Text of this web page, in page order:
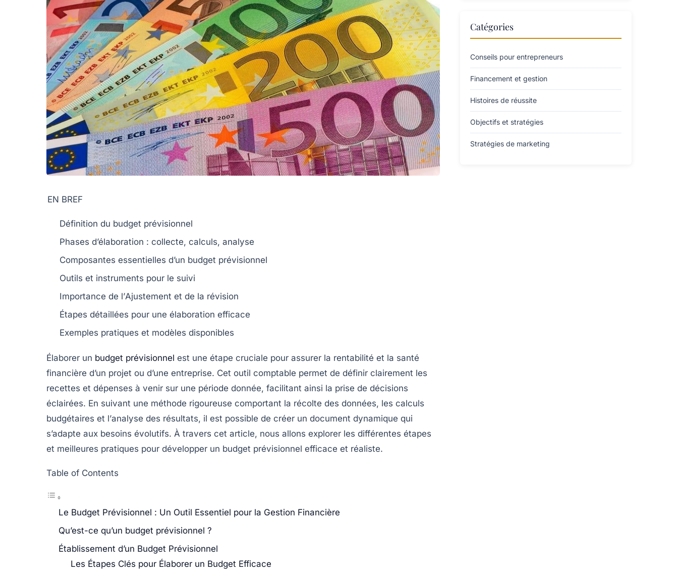
EN BREF
Définition du budget prévisionnel
Phases d’élaboration : collecte, calculs, analyse
Composantes essentielles d’un budget prévisionnel
Outils et instruments pour le suivi
Importance de l’Ajustement et de la révision
Étapes détaillées pour une élaboration efficace
Exemples pratiques et modèles disponibles
Élaborer un budget prévisionnel est une étape cruciale pour assurer la rentabilité et la santé
financière d’un projet ou d’une entreprise. Cet outil comptable permet de définir clairement les
recettes et dépenses à venir sur une période donnée, facilitant ainsi la prise de décisions
éclairées. En suivant une méthode rigoureuse comportant la récolte des données, les calculs
budgétaires et l’analyse des résultats, il est possible de créer un document dynamique qui
s’adapte aux besoins évolutifs. À travers cet article, nous allons explorer les différentes étapes
et meilleures pratiques pour développer un budget prévisionnel efficace et réaliste.
Table of Contents
Le Budget Prévisionnel : Un Outil Essentiel pour la Gestion Financière
Qu’est-ce qu’un budget prévisionnel ?
Établissement d’un Budget Prévisionnel
Les Étapes Clés pour Élaborer un Budget Efficace
Catégories
Conseils pour entrepreneurs
Financement et gestion
Histoires de réussite
Objectifs et stratégies
Stratégies de marketing